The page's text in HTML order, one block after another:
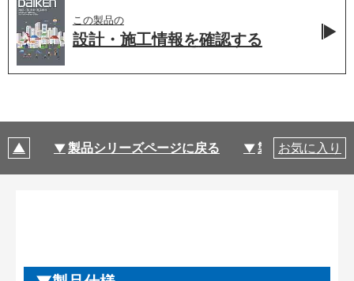
この製品の
設計・施工情報を確認する
製品シリーズページに戻る 製品仕様
お気に入り